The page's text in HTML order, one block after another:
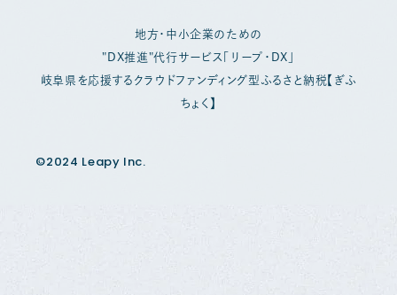
地方・中小企業のための
"DX推進"代行サービス「リープ・DX」
岐阜県を応援するクラウドファンディング型ふるさと納税【ぎふ
ちょく】
©2024 Leapy Inc.